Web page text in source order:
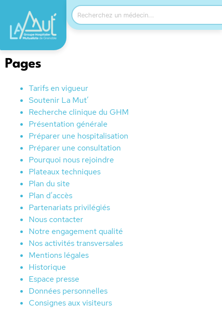
Pages
Tarifs en vigueur
Soutenir La Mut’
Recherche clinique du GHM
Présentation générale
Préparer une hospitalisation
Préparer une consultation
Pourquoi nous rejoindre
Plateaux techniques
Plan du site
Plan d’accès
Partenariats privilégiés
Nous contacter
Notre engagement qualité
Nos activités transversales
Mentions légales
Historique
Espace presse
Données personnelles
Consignes aux visiteurs